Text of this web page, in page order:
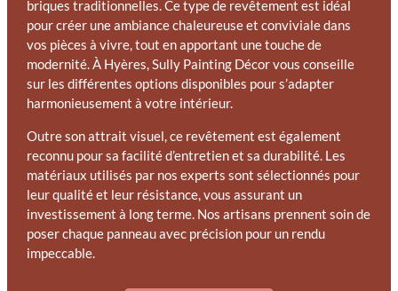
briques traditionnelles. Ce type de revêtement est idéal
pour créer une ambiance chaleureuse et conviviale dans
vos pièces à vivre, tout en apportant une touche de
modernité. À Hyères, Sully Painting Décor vous conseille
sur les différentes options disponibles pour s’adapter
harmonieusement à votre intérieur.
Outre son attrait visuel, ce revêtement est également
reconnu pour sa facilité d’entretien et sa durabilité. Les
matériaux utilisés par nos experts sont sélectionnés pour
leur qualité et leur résistance, vous assurant un
investissement à long terme. Nos artisans prennent soin de
poser chaque panneau avec précision pour un rendu
impeccable.